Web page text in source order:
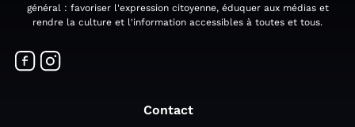
général : favoriser l'expression citoyenne, éduquer aux médias et
rendre la culture et l'information accessibles à toutes et tous.
Contact